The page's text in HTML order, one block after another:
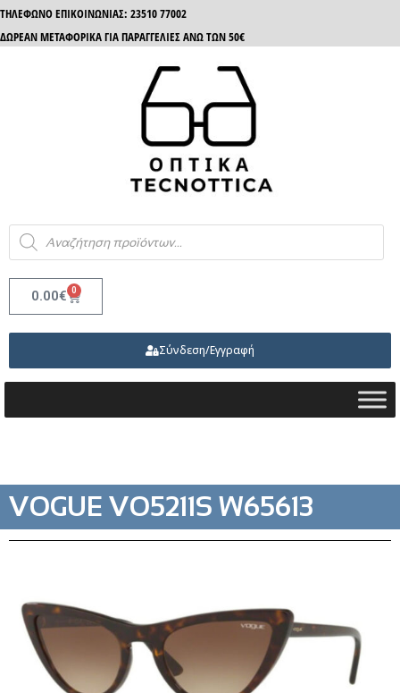
ΤΗΛΈΦΩΝΟ ΕΠΙΚΟΙΝΩΝΊΑΣ: 23510 77002
ΔΩΡΕΑΝ ΜΕΤΑΦΟΡΙΚΑ ΓΙΑ ΠΑΡΑΓΓΕΛΙΕΣ ΑΝΩ ΤΩΝ 50€
0.00€ 0
Σύνδεση/Εγγραφή
VOGUE VO5211S W65613